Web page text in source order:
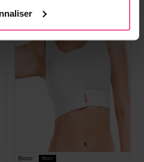
Blanc Noir